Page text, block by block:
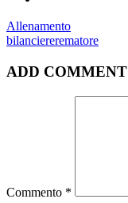
Allenamento
bilanciererematore
ADD COMMENT
Commento *